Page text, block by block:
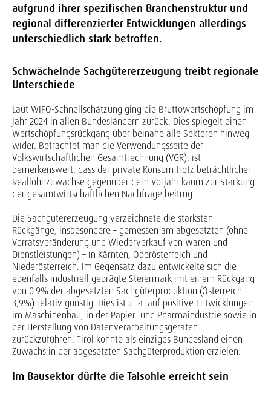
aufgrund ihrer spezifischen Branchenstruktur und
regional differenzierter Entwicklungen allerdings
unterschiedlich stark betroffen.
Schwächelnde Sachgütererzeugung treibt regionale
Unterschiede
Laut WIFO-Schnellschätzung ging die Bruttowertschöpfung im
Jahr 2024 in allen Bundesländern zurück. Dies spiegelt einen
Wertschöpfungsrückgang über beinahe alle Sektoren hinweg
wider. Betrachtet man die Verwendungsseite der
Volkswirtschaftlichen Gesamtrechnung (VGR), ist
bemerkenswert, dass der private Konsum trotz beträchtlicher
Reallohnzuwächse gegenüber dem Vorjahr kaum zur Stärkung
der gesamtwirtschaftlichen Nachfrage beitrug.
Die Sachgütererzeugung verzeichnete die stärksten
Rückgänge, insbesondere – gemessen am abgesetzten (ohne
Vorratsveränderung und Wiederverkauf von Waren und
Dienstleistungen) – in Kärnten, Oberösterreich und
Niederösterreich. Im Gegensatz dazu entwickelte sich die
ebenfalls industriell geprägte Steiermark mit einem Rückgang
von 0,9% der abgesetzten Sachgüterproduktion (Österreich –
3,9%) relativ günstig. Dies ist u. a. auf positive Entwicklungen
im Maschinenbau, in der Papier- und Pharmaindustrie sowie in
der Herstellung von Datenverarbeitungsgeräten
zurückzuführen. Tirol konnte als einziges Bundesland einen
Zuwachs in der abgesetzten Sachgüterproduktion erzielen.
Im Bausektor dürfte die Talsohle erreicht sein